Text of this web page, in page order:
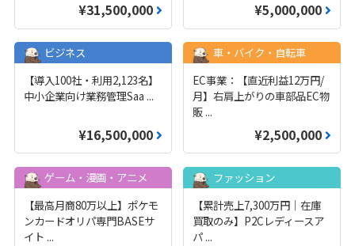
¥31,500,000 ¥5,000,000
ビジネス
【導入100社・利用2,123名】
中小企業向け業務管理Saa ...
¥16,500,000
車・バイク・自転車
EC事業：【直近利益12万円/
月】右肩上がりの車部品EC物
販 ...
¥2,500,000
ゲーム・漫画・アニメ
【最高月商80万以上】ポケモ
ンカードオリパ専門BASEサ
イト ...
ファッション
【累計売上7,300万円｜在庫
買取のみ】P2Cレディースア
パ ...